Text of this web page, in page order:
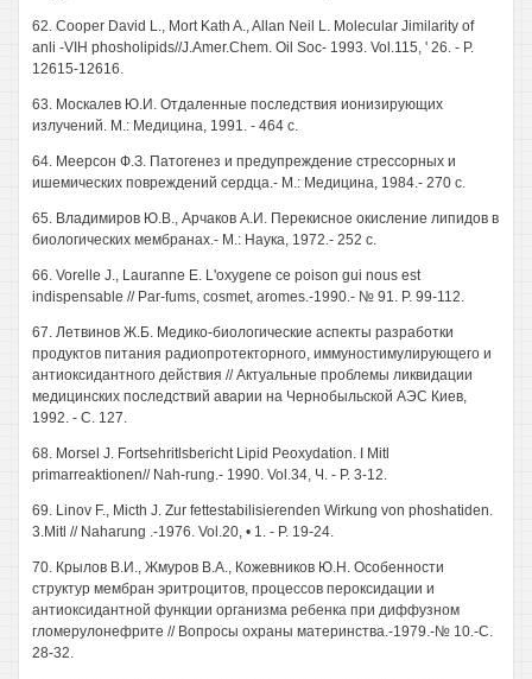
62. Cooper David L., Mort Kath A., Allan Neil L. Molecular Jimilarity of
anli -VIH phosholipids//J.Amer.Chem. Oil Soc- 1993. Vol.115, ' 26. - P.
12615-12616.
63. Москалев Ю.И. Отдаленные последствия ионизирующих
излучений. М.: Медицина, 1991. - 464 с.
64. Меерсон Ф.З. Патогенез и предупреждение стрессорных и
ишемических повреждений сердца.- М.: Медицина, 1984.- 270 с.
65. Владимиров Ю.В., Арчаков А.И. Перекисное окисление липидов в
биологических мембранах.- М.: Наука, 1972.- 252 с.
66. Vorelle J., Lauranne Е. L'oxygene ce poison gui nous est
indispensable // Par-fums, cosmet, aromes.-1990.- № 91. P. 99-112.
67. Летвинов Ж.Б. Медико-биологические аспекты разработки
продуктов питания радиопротекторного, иммуностимулирующего и
антиоксидантного действия // Актуальные проблемы ликвидации
медицинских последствий аварии на Чернобыльской АЭС Киев,
1992. - С. 127.
68. Morsel J. Fortsehritlsbericht Lipid Peoxydation. I Mitl
primarreaktionen// Nah-rung.- 1990. Vol.34, Ч. - P. 3-12.
69. Linov F., Micth J. Zur fettestabilisierenden Wirkung von phoshatiden.
3.Mitl // Naharung .-1976. Vol.20, • 1. - P. 19-24.
70. Крылов В.И., Жмуров B.A., Кожевников Ю.Н. Особенности
структур мембран эритроцитов, процессов пероксидации и
антиоксидантной функции организма ребенка при диффузном
гломерулонефрите // Вопросы охраны материнства.-1979.-№ 10.-С.
28-32.